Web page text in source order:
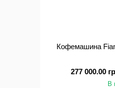
Кофемашина
277 000.00
В